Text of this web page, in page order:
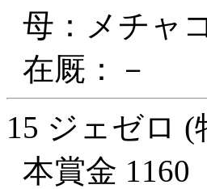
母：メチャ
在厩：－
15 ジェゼロ (
本賞金 1160